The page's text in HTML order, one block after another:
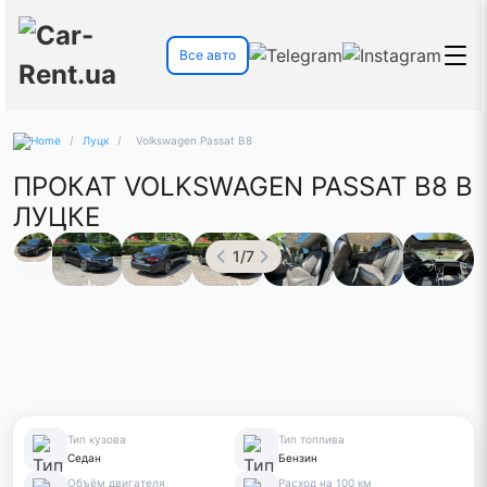
Все авто
/ Луцк / Volkswagen Passat B8
ПРОКАТ VOLKSWAGEN PASSAT B8 В
ЛУЦКЕ
1/7
Тип кузова
Седан
Тип топлива
Бензин
Объём двигателя
Расход на 100 км